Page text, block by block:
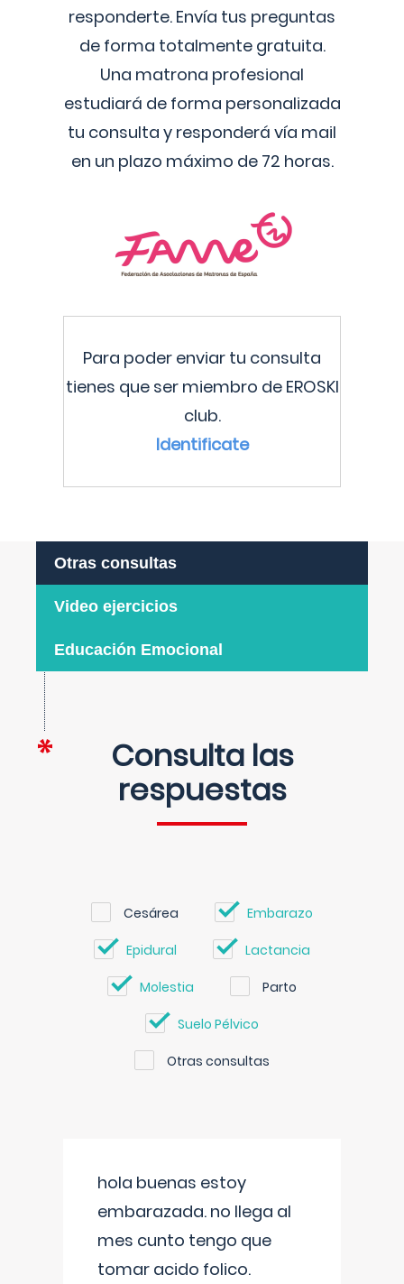
responderte. Envía tus preguntas
de forma totalmente gratuita.
Una matrona profesional
estudiará de forma personalizada
tu consulta y responderá vía mail
en un plazo máximo de 72 horas.
Para poder enviar tu consulta
tienes que ser miembro de EROSKI
club.
Identificate
Otras consultas
Video ejercicios
Educación Emocional
Consulta las
respuestas
Cesárea Embarazo
Epidural Lactancia
Molestia Parto
Suelo Pélvico
Otras consultas
hola buenas estoy
embarazada. no llega al
mes cunto tengo que
tomar acido folico.